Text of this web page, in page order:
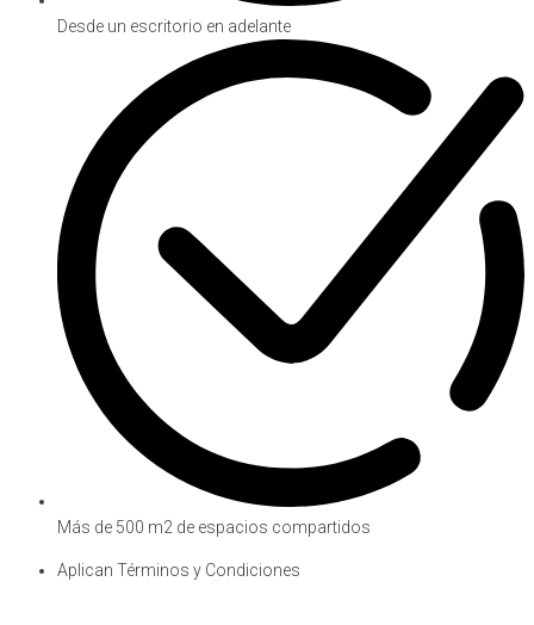
Desde un escritorio en adelante
Más de 500 m2 de espacios compartidos
Aplican Términos y Condiciones